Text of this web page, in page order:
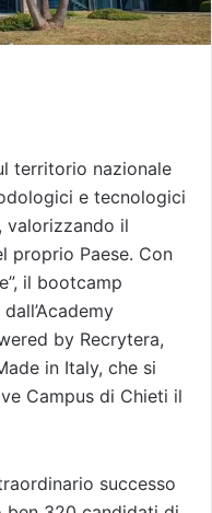
territorio nazionale
e tecnologici
valorizzando il
proprio Paese. Con
il bootcamp
by Recrytera,
in Italy, che si
Campus di Chieti il
successo